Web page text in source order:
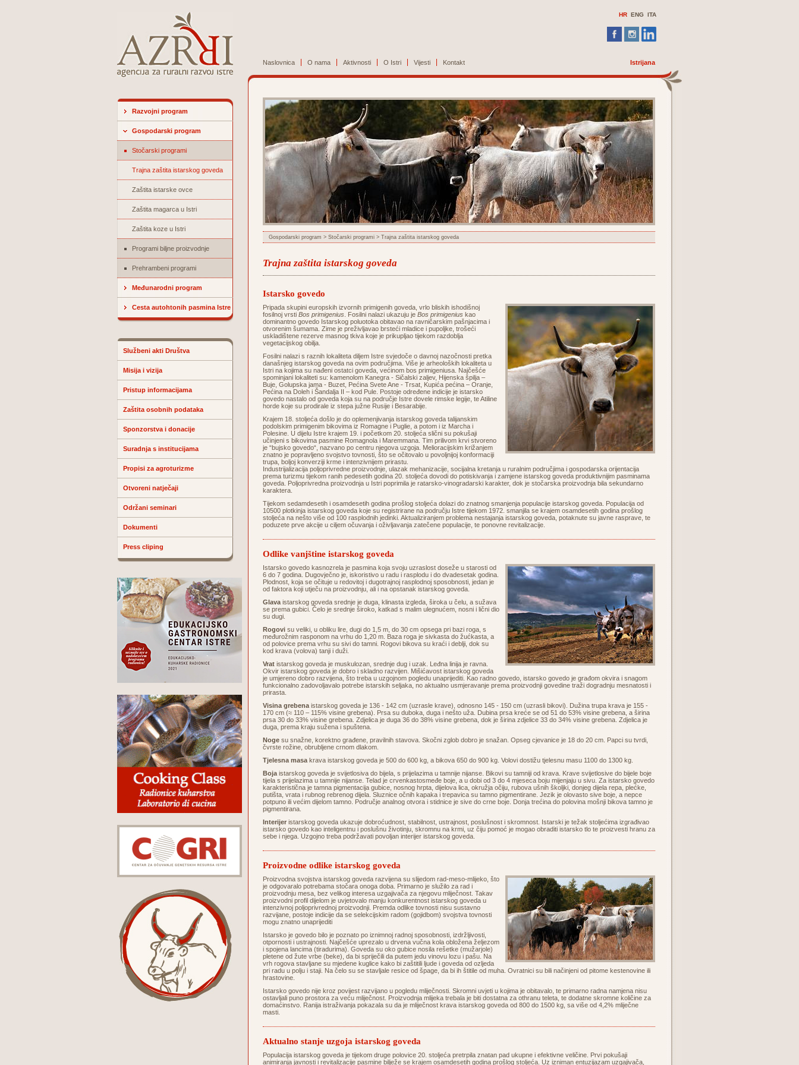
HR ENG ITA
Naslovnica O nama Aktivnosti O Istri Vijesti Kontakt Istrijana
Razvojni program
Gospodarski program
Stočarski programi
Trajna zaštita istarskog goveda
Zaštita istarske ovce
Zaštita magarca u Istri
Zaštita koze u Istri
Programi biljne proizvodnje
Prehrambeni programi
Međunarodni program
Cesta autohtonih pasmina Istre
Službeni akti Društva
Misija i vizija
Pristup informacijama
Zaštita osobnih podataka
Sponzorstva i donacije
Suradnja s institucijama
Propisi za agroturizme
Otvoreni natječaji
Održani seminari
Dokumenti
Press cliping
Gospodarski program > Stočarski programi > Trajna zaštita istarskog goveda
Trajna zaštita istarskog goveda
Istarsko govedo
Pripada skupini europskih izvornih primigenih goveda, vrlo bliskih ishodišnoj
fosilnoj vrsti Bos primigenius . Fosilni nalazi ukazuju je Bos primigenius kao
dominantno govedo Istarskog poluotoka obitavao na ravničarskim pašnjacima i
otvorenim šumama. Zime je preživljavao brsteći mladice i pupoljke, trošeći
uskladištene rezerve masnog tkiva koje je prikupljao tijekom razdoblja
vegetacijskog obilja.
Fosilni nalazi s raznih lokaliteta diljem Istre svjedoče o davnoj nazočnosti pretka
današnjeg istarskog goveda na ovim područjima. Više je arheoloških lokaliteta u
Istri na kojima su nađeni ostatci goveda, većinom bos primigeniusa. Najčešće
spominjani lokaliteti su: kamenolom Kanegra - Sičalski zaljev, Hijenska špilja –
Buje, Golupska jama - Buzet, Pećina Svete Ane - Trsat, Kupića pećina – Oranje,
Pećina na Doleh i Šandalja II – kod Pule. Postoje određene indicije je istarsko
govedo nastalo od goveda koja su na područje Istre dovele rimske legije, te Atiline
horde koje su prodirale iz stepa južne Rusije i Besarabije.
Krajem 18. stoljeća došlo je do oplemenjivanja istarskog goveda talijanskim
podolskim primigenim bikovima iz Romagne i Puglie, a potom i iz Marcha i
Polesine. U dijelu Istre krajem 19. i početkom 20. stoljeća slični su pokušaji
učinjeni s bikovima pasmine Romagnola i Maremmana. Tim prilivom krvi stvoreno
je “bujsko govedo“, nazvano po centru njegova uzgoja. Melioracijskim križanjem
znatno je popravljeno svojstvo tovnosti, što se očitovalo u povoljnijoj konformaciji
trupa, boljoj konverziji krme i intenzivnijem prirastu.
Industrijalizacija poljoprivredne proizvodnje, ulazak mehanizacije, socijalna kretanja u ruralnim područjima i gospodarska orijentacija
prema turizmu tijekom ranih pedesetih godina 20. stoljeća dovodi do potiskivanja i zamjene istarskog goveda produktivnijim pasminama
goveda. Poljoprivredna proizvodnja u Istri poprimila je ratarsko-vinogradarski karakter, dok je stočarska proizvodnja bila sekundarno
karaktera.
Tijekom sedamdesetih i osamdesetih godina prošlog stoljeća dolazi do znatnog smanjenja populacije istarskog goveda. Populacija od
10500 plotkinja istarskog goveda koje su registrirane na području Istre tijekom 1972. smanjila se krajem osamdesetih godina prošlog
stoljeća na nešto više od 100 rasplodnih jedinki. Aktualiziranjem problema nestajanja istarskog goveda, potaknute su javne rasprave, te
poduzete prve akcije u ciljem očuvanja i oživljavanja zatečene populacije, te ponovne revitalizacije.
Odlike vanjštine istarskog goveda
Istarsko govedo kasnozrela je pasmina koja svoju uzraslost doseže u starosti od
6 do 7 godina. Dugovječno je, iskoristivo u radu i rasplodu i do dvadesetak godina.
Plodnost, koja se očituje u redovitoj i dugotrajnoj rasplodnoj sposobnosti, jedan je
od faktora koji utječu na proizvodnju, ali i na opstanak istarskog goveda.
Glava istarskog goveda srednje je duga, klinasta izgleda, široka u čelu, a sužava
se prema gubici. Čelo je srednje široko, katkad s malim ulegnućem, nosni i lični dio
su dugi.
Rogovi su veliki, u obliku lire, dugi do 1,5 m, do 30 cm opsega pri bazi roga, s
međurožnim rasponom na vrhu do 1,20 m. Baza roga je sivkasta do žućkasta, a
od polovice prema vrhu su sivi do tamni. Rogovi bikova su kraći i deblji, dok su
kod krava (volova) tanji i duži.
Vrat istarskog goveda je muskulozan, srednje dug i uzak. Leđna linija je ravna.
Okvir istarskog goveda je dobro i skladno razvijen. Mišićavost istarskog goveda
je umjereno dobro razvijena, što treba u uzgojnom pogledu unaprijediti. Kao radno govedo, istarsko govedo je građom okvira i snagom
funkcionalno zadovoljavalo potrebe istarskih seljaka, no aktualno usmjeravanje prema proizvodnji govedine traži dogradnju mesnatosti i
prirasta.
Visina grebena istarskog goveda je 136 - 142 cm (uzrasle krave), odnosno 145 - 150 cm (uzrasli bikovi). Dužina trupa krava je 155 -
170 cm (≈ 110 – 115% visine grebena). Prsa su duboka, duga i nešto uža. Dubina prsa kreće se od 51 do 53% visine grebena, a širina
prsa 30 do 33% visine grebena. Zdjelica je duga 36 do 38% visine grebena, dok je širina zdjelice 33 do 34% visine grebena. Zdjelica je
duga, prema kraju sužena i spuštena.
Noge su snažne, korektno građene, pravilnih stavova. Skočni zglob dobro je snažan. Opseg cjevanice je 18 do 20 cm. Papci su tvrdi,
čvrste rožine, obrubljene crnom dlakom.
Tjelesna masa krava istarskog goveda je 500 do 600 kg, a bikova 650 do 900 kg. Volovi dostižu tjelesnu masu 1100 do 1300 kg.
Boja istarskog goveda je svijetlosiva do bijela, s prijelazima u tamnije nijanse. Bikovi su tamniji od krava. Krave svijetlosive do bijele boje
tijela s prijelazima u tamnije nijanse. Telad je crvenkastosmeđe boje, a u dobi od 3 do 4 mjeseca boju mijenjaju u sivu. Za istarsko govedo
karakteristična je tamna pigmentacija gubice, nosnog hrpta, dijelova lica, okružja očiju, rubova ušnih školjki, donjeg dijela repa, plećke,
putišta, vrata i rubnog rebrenog dijela. Sluznice očnih kapaka i trepavica su tamno pigmentirane. Jezik je olovasto sive boje, a nepce
potpuno ili većim dijelom tamno. Područje analnog otvora i stidnice je sive do crne boje. Donja trećina do polovina mošnji bikova tamno je
pigmentirana.
Interijer istarskog goveda ukazuje dobroćudnost, stabilnost, ustrajnost, poslušnost i skromnost. Istarski je težak stoljećima izgrađivao
istarsko govedo kao inteligentnu i poslušnu životinju, skromnu na krmi, uz čiju pomoć je mogao obraditi istarsko tlo te proizvesti hranu za
sebe i njega. Uzgojno treba podržavati povoljan interijer istarskog goveda.
Proizvodne odlike istarskog goveda
Proizvodna svojstva istarskog goveda razvijena su slijedom rad-meso-mlijeko, što
je odgovaralo potrebama stočara onoga doba. Primarno je služilo za rad i
proizvodnju mesa, bez velikog interesa uzgajivača za njegovu mliječnost. Takav
proizvodni profil dijelom je uvjetovalo manju konkurentnost istarskog goveda u
intenzivnoj poljoprivrednoj proizvodnji. Premda odlike tovnosti nisu sustavno
razvijane, postoje indicije da se selekcijskim radom (gojidbom) svojstva tovnosti
mogu znatno unaprijediti
Istarsko je govedo bilo je poznato po iznimnoj radnoj sposobnosti, izdržljivosti,
otpornosti i ustrajnosti. Najčešće uprezalo u drvena vučna kola obložena željezom
i spojena lancima (tiradurima). Goveda su oko gubice nosila rešetke (mužarjole)
pletene od žute vrbe (beke), da bi spriječili da putem jedu vinovu lozu i pašu. Na
vrh rogova stavljane su mjedene kuglice kako bi zaštitili ljude i goveda od ozljeda
pri radu u polju i staji. Na čelo su se stavljale resice od špage, da bi ih štitile od muha. Ovratnici su bili načinjeni od pitome kestenovine ili
hrastovine.
Istarsko govedo nije kroz povijest razvijano u pogledu mliječnosti. Skromni uvjeti u kojima je obitavalo, te primarno radna namjena nisu
ostavljali puno prostora za veću mliječnost. Proizvodnja mlijeka trebala je biti dostatna za othranu teleta, te dodatne skromne količine za
domaćinstvo. Ranija istraživanja pokazala su da je mliječnost krava istarskog goveda od 800 do 1500 kg, sa više od 4,2% mliječne
masti.
Aktualno stanje uzgoja istarskog goveda
Populacija istarskog goveda je tijekom druge polovice 20. stoljeća pretrpila znatan pad ukupne i efektivne veličine. Prvi pokušaji
animiranja javnosti i revitalizacije pasmine bilježe se krajem osamdesetih godina prošlog stoljeća. Uz izniman entuzijazam uzgajivača,